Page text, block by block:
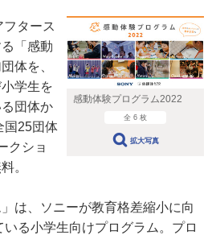
感動体験プログラム2022
全 6 枚
拡大写真
タース
「感動
体を、
学生を
団体か
国25団体
クショ
。
は、ソニーが教育格差縮小に向
る小学生向けプログラム。プロ